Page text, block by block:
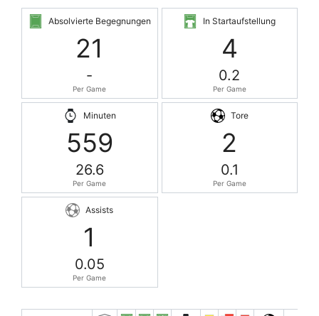
Absolvierte Begegnungen
21
-
Per Game
In Startaufstellung
4
0.2
Per Game
Minuten
559
26.6
Per Game
Tore
2
0.1
Per Game
Assists
1
0.05
Per Game